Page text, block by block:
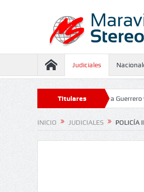
Judiciales
Titulares
contra Juliana Guerrero y Luis
INICIO JUDICIALES POLICÍA